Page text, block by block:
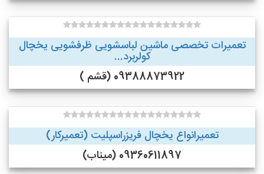
تعمیرات تخصصی ماشین لباسشویی ظرفشویی یخچال
کولربرد...
09388873922 (قشم )
تعمیرانواع یخچال فریزراسپلیت (تعمیرکار)
09360611897 (میناب)